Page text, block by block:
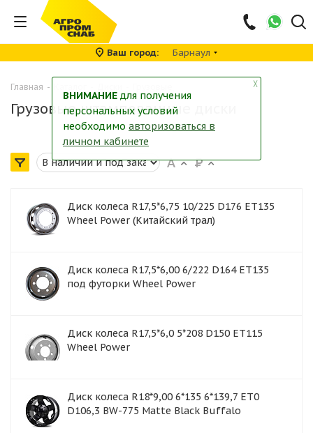
Ваш город Барнаул
Главная -
Грузовые штампованные диски
Диск колеса R17,5*6,75 10/225 D176 ET135
Wheel Power (Китайский трал)
Диск колеса R17,5*6,00 6/222 D164 ET135
под футорки Wheel Power
Диск колеса R17,5*6,0 5*208 D150 ET115
Wheel Power
Диск колеса R18*9,00 6*135 6*139,7 ET0
D106,3 BW-775 Matte Black Buffalo
╳
ВНИМАНИЕ для получения
персональных условий
необходимо авторизоваться в
личном кабинете